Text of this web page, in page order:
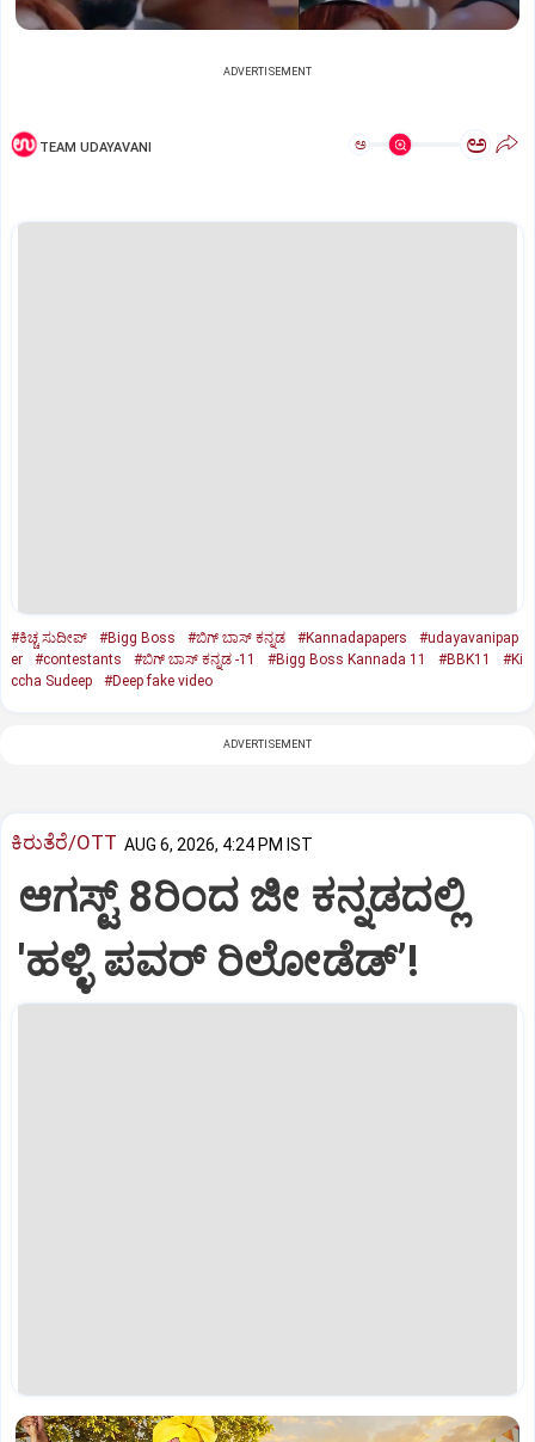
ADVERTISEMENT
TEAM UDAYAVANI ಅ ಅ
#ಕಿಚ್ಚ ಸುದೀಪ್‌ #Bigg Boss #ಬಿಗ್ ಬಾಸ್ ಕನ್ನಡ #Kannadapapers
#udayavanipap
er
#contestants #ಬಿಗ್‌ ಬಾಸ್‌ ಕನ್ನಡ -11 #Bigg Boss Kannada 11 #BBK11
#Ki
ccha Sudeep
#Deep fake video
ADVERTISEMENT
ಕಿರುತೆರೆ/OTT AUG 6, 2026, 4:24 PM IST
ಆಗಸ್ಟ್ 8ರಿಂದ ಜೀ ಕನ್ನಡದಲ್ಲಿ
'ಹಳ್ಳಿ ಪವರ್ ರಿಲೋಡೆಡ್ʼ!